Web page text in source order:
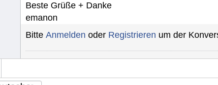
Beste Grüße + Danke
emanon
Bitte Anmelden oder Registrieren um der